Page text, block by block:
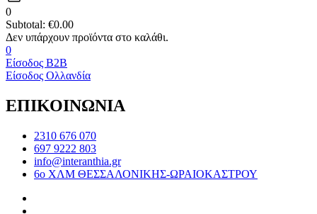
0
Subtotal: €0.00
0
Είσοδος B2B
Είσοδος Ολλανδία
ΕΠΙΚΟΙΝΩΝΙΑ
2310 676 070
697 9222 803
info@interanthia.gr
6ο ΧΛΜ ΘΕΣΣΑΛΟΝΙΚΗΣ-ΩΡΑΙΟΚΑΣΤΡΟΥ